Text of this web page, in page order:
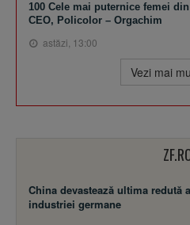
100 Cele mai puternice femei
CEO, Policolor – Orgachim
astăzi, 13:00
Vezi mai
China devastează ultima redută a
industriei germane